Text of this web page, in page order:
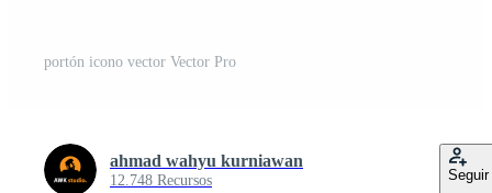
portón icono vector Vector Pro
ahmad wahyu kurniawan
12.748 Recursos Seguir